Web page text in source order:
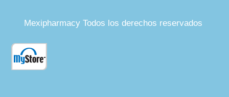
Mexipharmacy Todos los derechos reservados